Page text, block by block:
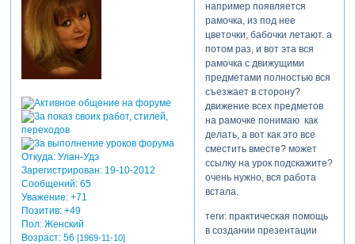
Откуда:Улан-Удэ
Зарегистрирован: 19-10-2012
Сообщений:65
Уважение: +71
Позитив: +49
Пол:Женский
Возраст:56 [1969-11-10]
например появляется
рамочка, из под нее
цветочки, бабочки летают. а
потом раз, и вот эта вся
рамочка с движущими
предметами полностью вся
съезжает в сторону?
движение всех предметов
на рамочке понимаю как
делать, а вот как это все
сместить вместе? может
ссылку на урок подскажите?
очень нужно, вся работа
встала.
теги: практическая помощь
в создании презентации